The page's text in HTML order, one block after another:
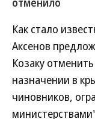
Как стало
Аксенов
Козаку
назначении в
чиновников,